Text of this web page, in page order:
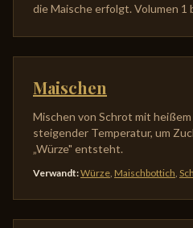
die Maische erfolgt. Volumen 1
Maischen
Mischen von Schrot mit
steigender Temperatur, um
„Würze" entsteht.
Verwandt:Würze, Maischbottich,